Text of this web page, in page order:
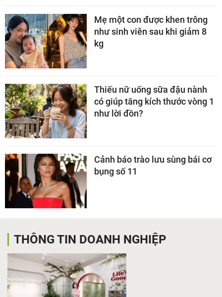
Mẹ một con được khen trông
như sinh viên sau khi giảm 8
kg
Thiếu nữ uống sữa đậu nành
có giúp tăng kích thước vòng 1
như lời đồn?
Cảnh báo trào lưu sùng bái cơ
bụng số 11
THÔNG TIN DOANH NGHIỆP